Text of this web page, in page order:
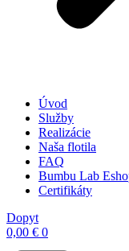
Úvod
Služby
Realizácie
Naša flotila
FAQ
Bumbu Lab
Certifikáty
Dopyt
0,00 € 0